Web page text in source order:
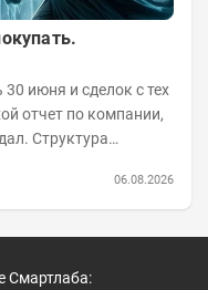
отчет по компании,
06.08.2026
Смартлаба: